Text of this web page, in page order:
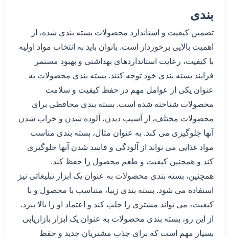
بندی
تضمین کیفیت و استاندارد محصولات بسته بندی شده، از
اهمیت بالایی برخوردار است. بانوان باید به انتخاب مواد اولیه
با کیفیت، رعایت استانداردهای بهداشتی و بهبود مستمر
فرایند بسته بندی خود توجه کنند. بسته بندی محصولات به
عنوان یکی از عوامل مهم در حفظ کیفیت و سلامت
محصولات شناخته شده است. بسته بندی محافظی برای
محصولات مختلف، از آسیب دیدن، آلوده شدن و خراب شدن
آنها جلوگیری می کند. به عنوان مثال، بسته بندی مناسب
مواد غذایی می تواند از آلودگی و فاسد شدن آنها جلوگیری
کند و همچنین کیفیت و طعم محصول را حفظ کند.
همچنین، بسته بندی محصولات به عنوان یک ابزار تبلیغاتی نیز
استفاده می شود. بسته بندی زیبا، متناسب با محصول و با
کیفیت، می تواند مشتری را جلب کند و اعتماد او را بالا ببرد.
از این رو، بسته بندی محصولات به عنوان یک ابزار بازاریابی
بسیار مهم است که برای جذب مشتریان جدید و حفظ